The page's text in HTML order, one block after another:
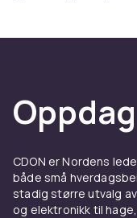
CDON er Nordens
både små
stadig større utvalg
og elektronikk til